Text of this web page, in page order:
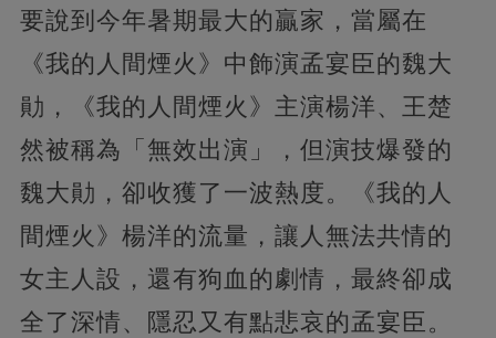
要說到今年暑期最大的贏家，當屬在
《我的人間煙火》中飾演孟宴臣的魏大
勛，《我的人間煙火》主演楊洋、王楚
然被稱為「無效出演」，但演技爆發的
魏大勛，卻收獲了一波熱度。《我的人
間煙火》楊洋的流量，讓人無法共情的
女主人設，還有狗血的劇情，最終卻成
全了深情、隱忍又有點悲哀的孟宴臣。